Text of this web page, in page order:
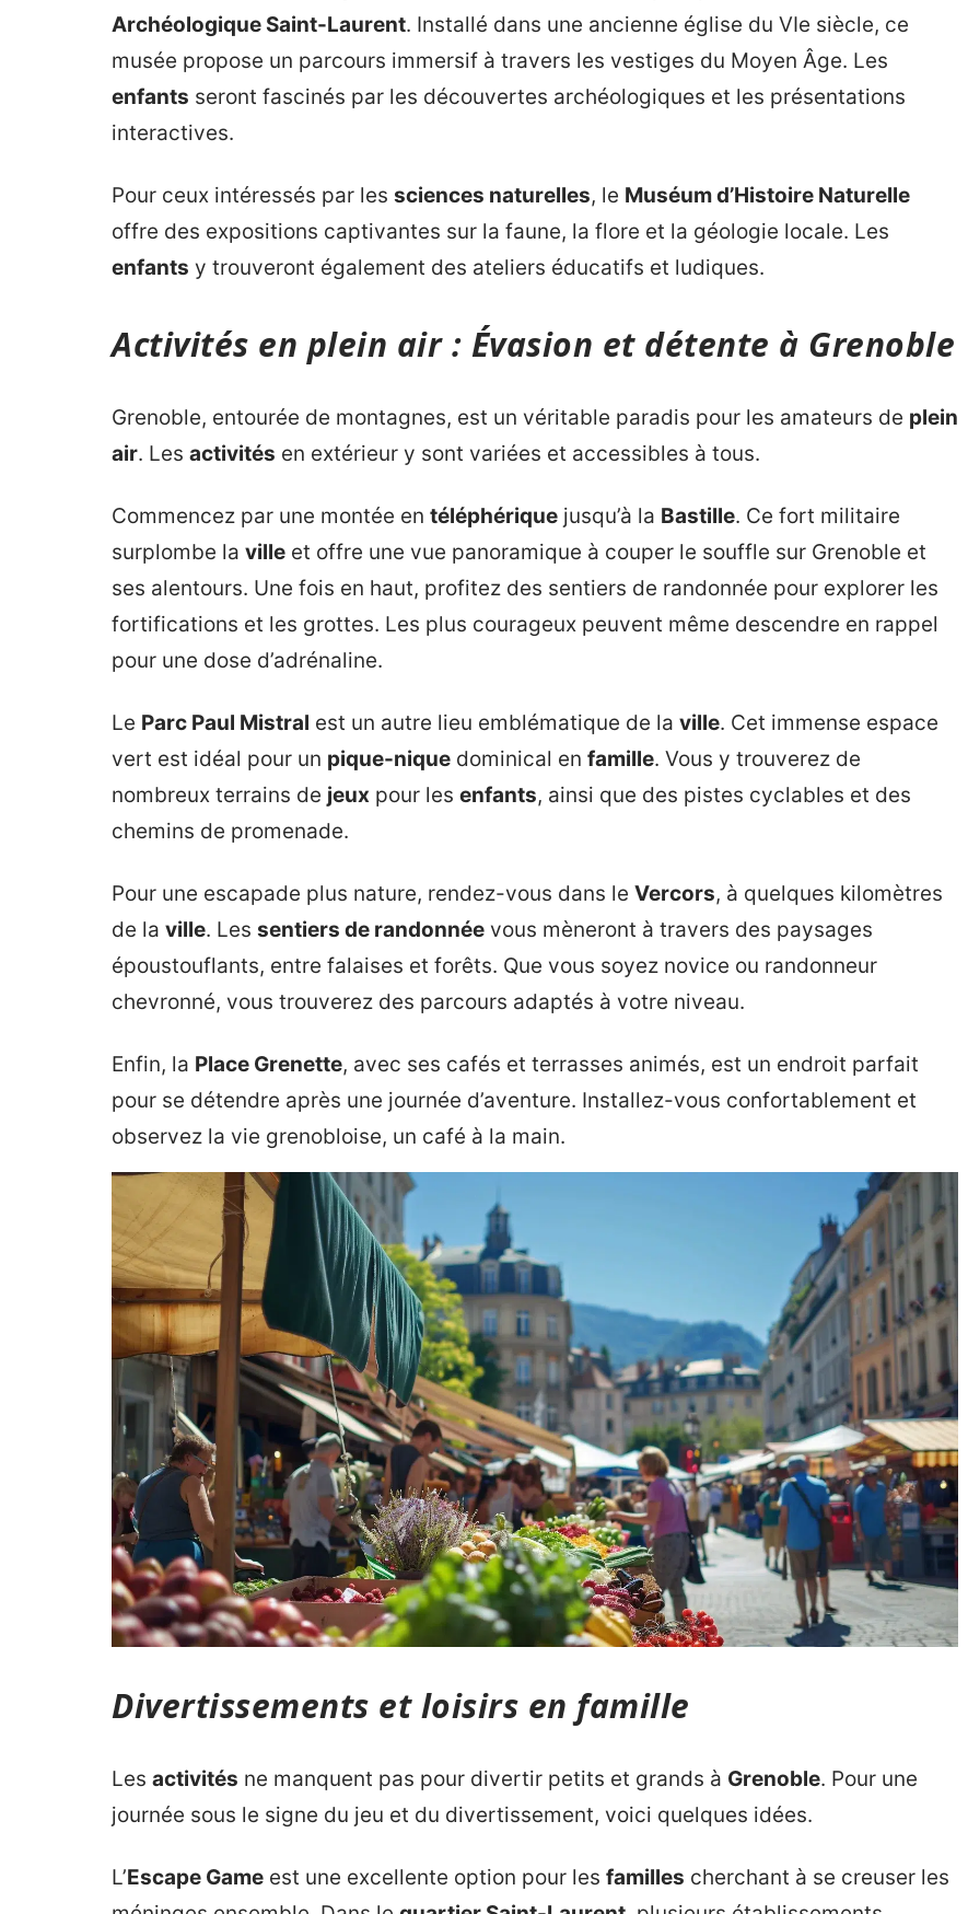
Archéologique Saint-Laurent. Installé dans une ancienne église du VIe siècle, ce
musée propose un parcours immersif à travers les vestiges du Moyen Âge. Les
enfants seront fascinés par les découvertes archéologiques et les présentations
interactives.
Pour ceux intéressés par les sciences naturelles, le Muséum d’Histoire Naturelle
offre des expositions captivantes sur la faune, la flore et la géologie locale. Les
enfants y trouveront également des ateliers éducatifs et ludiques.
Activités en plein air : Évasion et détente à Grenoble
Grenoble, entourée de montagnes, est un véritable paradis pour les amateurs de plein
air. Les activités en extérieur y sont variées et accessibles à tous.
Commencez par une montée en téléphérique jusqu’à la Bastille. Ce fort militaire
surplombe la ville et offre une vue panoramique à couper le souffle sur Grenoble et
ses alentours. Une fois en haut, profitez des sentiers de randonnée pour explorer les
fortifications et les grottes. Les plus courageux peuvent même descendre en rappel
pour une dose d’adrénaline.
Le Parc Paul Mistral est un autre lieu emblématique de la ville. Cet immense espace
vert est idéal pour un pique-nique dominical en famille. Vous y trouverez de
nombreux terrains de jeux pour les enfants, ainsi que des pistes cyclables et des
chemins de promenade.
Pour une escapade plus nature, rendez-vous dans le Vercors, à quelques kilomètres
de la ville. Les sentiers de randonnée vous mèneront à travers des paysages
époustouflants, entre falaises et forêts. Que vous soyez novice ou randonneur
chevronné, vous trouverez des parcours adaptés à votre niveau.
Enfin, la Place Grenette, avec ses cafés et terrasses animés, est un endroit parfait
pour se détendre après une journée d’aventure. Installez-vous confortablement et
observez la vie grenobloise, un café à la main.
Divertissements et loisirs en famille
Les activités ne manquent pas pour divertir petits et grands à Grenoble. Pour une
journée sous le signe du jeu et du divertissement, voici quelques idées.
L’Escape Game est une excellente option pour les familles cherchant à se creuser les